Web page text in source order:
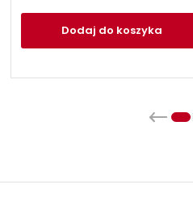
Dodaj do koszyka